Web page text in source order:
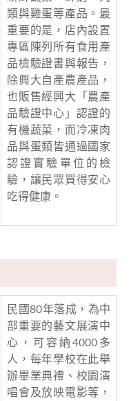
類與雞蛋等產品。最
重要的是，店內設置
專區陳列所有食用產
品檢驗證書與報告，
除興大自產農產品，
也販售經興大「農產
品驗證中心」認證的
有機蔬菜，而冷凍肉
品與蛋類皆通過國家
認證實驗單位的檢
驗，讓民眾買得安心
吃得健康。
民國80年落成，為中
部重要的藝文展演中
心，可容納4000多
人，每年學校在此舉
辦畢業典禮、校園演
唱會及放映電影等，